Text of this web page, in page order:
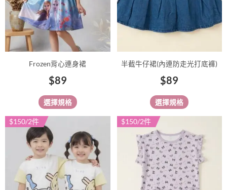
Frozen背心連身裙
$89
選擇規格
式。
可
在
產
頁
面
選
擇
半截牛仔裙(內連防走光打底褲)
$89
選擇規格
式。
在
頁
面
選
擇
項
$150/2件
有
多
種
$150/2件
產
品
有
多
種